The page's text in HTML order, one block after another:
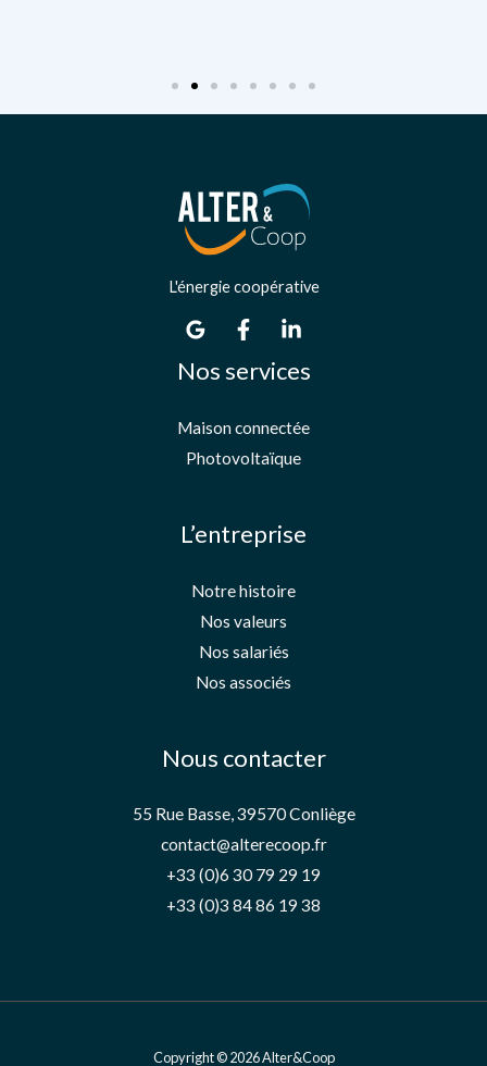
L'énergie coopérative
Nos services
Maison connectée
Photovoltaïque
L’entreprise
Notre histoire
Nos valeurs
Nos salariés
Nos associés
Nous contacter
55 Rue Basse, 39570 Conliège
contact@alterecoop.fr
+33 (0)6 30 79 29 19
+33 (0)3 84 86 19 38
Copyright © 2026 Alter&Coop